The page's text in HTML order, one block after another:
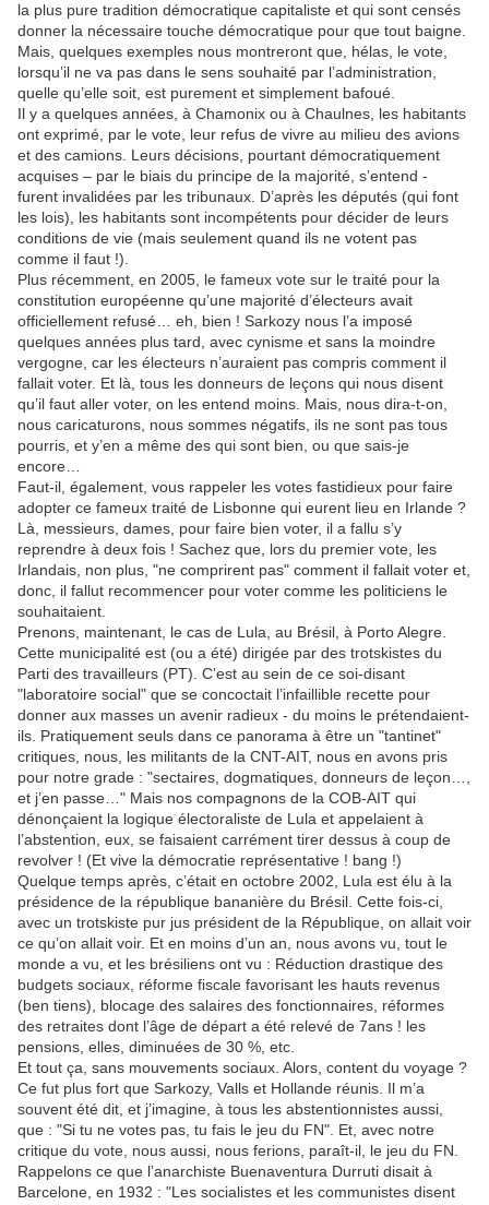
la plus pure tradition démocratique capitaliste et qui sont censés
donner la nécessaire touche démocratique pour que tout baigne.
Mais, quelques exemples nous montreront que, hélas, le vote,
lorsqu’il ne va pas dans le sens souhaité par l’administration,
quelle qu’elle soit, est purement et simplement bafoué.
Il y a quelques années, à Chamonix ou à Chaulnes, les habitants
ont exprimé, par le vote, leur refus de vivre au milieu des avions
et des camions. Leurs décisions, pourtant démocratiquement
acquises – par le biais du principe de la majorité, s’entend -
furent invalidées par les tribunaux. D’après les députés (qui font
les lois), les habitants sont incompétents pour décider de leurs
conditions de vie (mais seulement quand ils ne votent pas
comme il faut !).
Plus récemment, en 2005, le fameux vote sur le traité pour la
constitution européenne qu’une majorité d’électeurs avait
officiellement refusé… eh, bien ! Sarkozy nous l’a imposé
quelques années plus tard, avec cynisme et sans la moindre
vergogne, car les électeurs n’auraient pas compris comment il
fallait voter. Et là, tous les donneurs de leçons qui nous disent
qu’il faut aller voter, on les entend moins. Mais, nous dira-t-on,
nous caricaturons, nous sommes négatifs, ils ne sont pas tous
pourris, et y’en a même des qui sont bien, ou que sais-je
encore…
Faut-il, également, vous rappeler les votes fastidieux pour faire
adopter ce fameux traité de Lisbonne qui eurent lieu en Irlande ?
Là, messieurs, dames, pour faire bien voter, il a fallu s’y
reprendre à deux fois ! Sachez que, lors du premier vote, les
Irlandais, non plus, "ne comprirent pas" comment il fallait voter et,
donc, il fallut recommencer pour voter comme les politiciens le
souhaitaient.
Prenons, maintenant, le cas de Lula, au Brésil, à Porto Alegre.
Cette municipalité est (ou a été) dirigée par des trotskistes du
Parti des travailleurs (PT). C’est au sein de ce soi-disant
"laboratoire social" que se concoctait l’infaillible recette pour
donner aux masses un avenir radieux - du moins le prétendaient-
ils. Pratiquement seuls dans ce panorama à être un "tantinet"
critiques, nous, les militants de la CNT-AIT, nous en avons pris
pour notre grade : "sectaires, dogmatiques, donneurs de leçon…,
et j’en passe…" Mais nos compagnons de la COB-AIT qui
dénonçaient la logique électoraliste de Lula et appelaient à
l’abstention, eux, se faisaient carrément tirer dessus à coup de
revolver ! (Et vive la démocratie représentative ! bang !)
Quelque temps après, c’était en octobre 2002, Lula est élu à la
présidence de la république bananière du Brésil. Cette fois-ci,
avec un trotskiste pur jus président de la République, on allait voir
ce qu’on allait voir. Et en moins d’un an, nous avons vu, tout le
monde a vu, et les brésiliens ont vu : Réduction drastique des
budgets sociaux, réforme fiscale favorisant les hauts revenus
(ben tiens), blocage des salaires des fonctionnaires, réformes
des retraites dont l’âge de départ a été relevé de 7ans ! les
pensions, elles, diminuées de 30 %, etc.
Et tout ça, sans mouvements sociaux. Alors, content du voyage ?
Ce fut plus fort que Sarkozy, Valls et Hollande réunis. Il m’a
souvent été dit, et j’imagine, à tous les abstentionnistes aussi,
que : "Si tu ne votes pas, tu fais le jeu du FN". Et, avec notre
critique du vote, nous aussi, nous ferions, paraît-il, le jeu du FN.
Rappelons ce que l’anarchiste Buenaventura Durruti disait à
Barcelone, en 1932 : "Les socialistes et les communistes disent